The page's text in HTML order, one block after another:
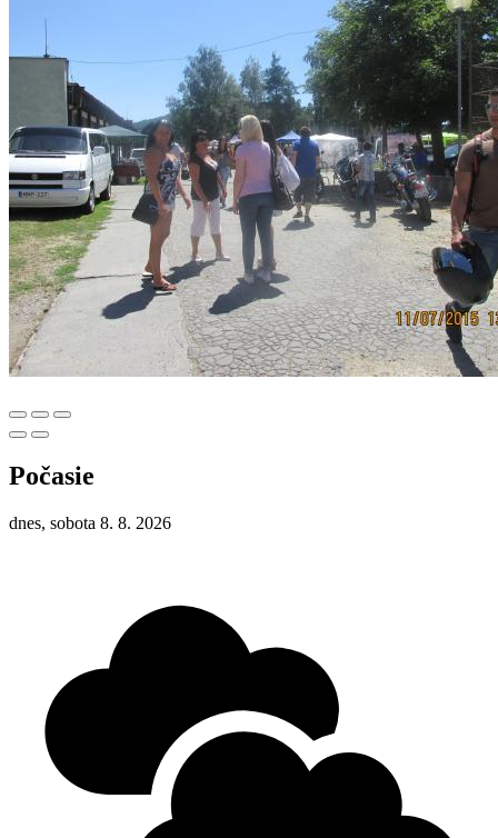
Počasie
dnes, sobota 8. 8. 2026